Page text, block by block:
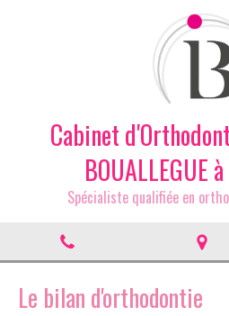
Cabinet
BOUALLEGUE
Spécialiste qualifiée en
Le bilan d'orthodontie